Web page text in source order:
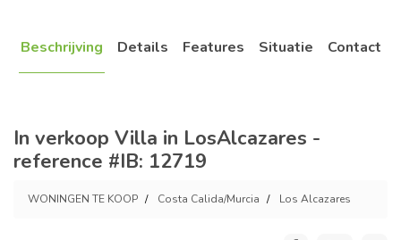
Beschrijving Details Features Situatie Contact
In verkoop Villa in LosAlcazares -
reference #IB: 12719
WONINGEN TE KOOP Costa Calida/Murcia Los Alcazares